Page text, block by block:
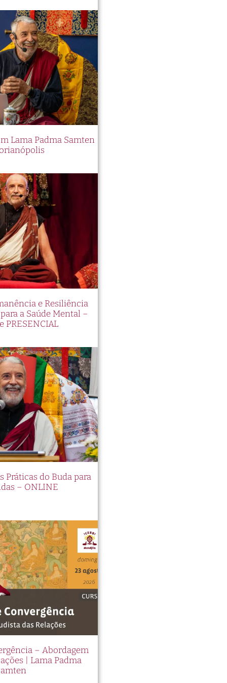
Lama Padma Samten
e Resiliência
a Saúde Mental –
PRESENCIAL
Práticas do Buda para
– ONLINE
– Abordagem
| Lama Padma